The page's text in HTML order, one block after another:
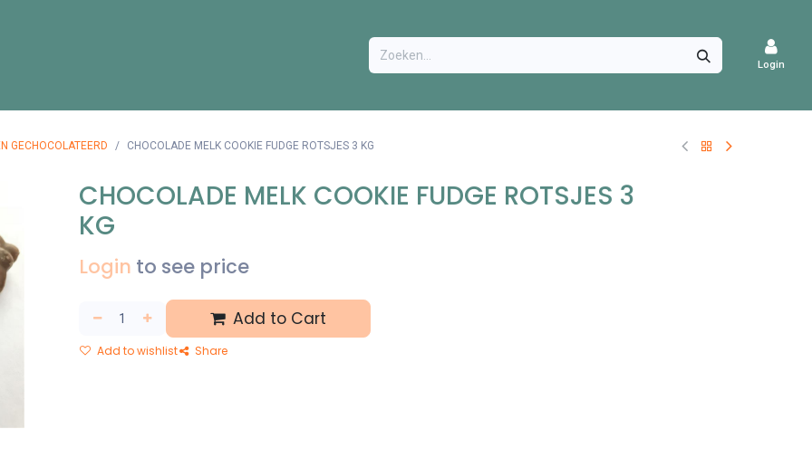
VACATURES
Login
GECHOCOLATEERD CHOCOLADE MELK COOKIE FUDGE ROTSJES 3 KG
CHOCOLADE MELK COOKIE FUDGE ROTSJES 3
KG
Login to see price
Add to Cart
Add to wishlist Share